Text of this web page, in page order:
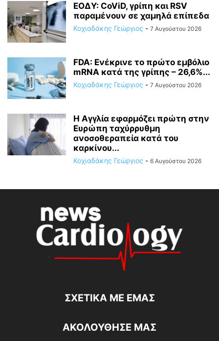
ΕΟΔΥ: CoViD, γρίπη και RSV
παραμένουν σε χαμηλά επίπεδα
Κοχιαδάκης Γεώργιος - 7 Αυγούστου 2026
FDA: Ενέκρινε το πρώτο εμβόλιο
mRNA κατά της γρίπης – 26,6%...
Κοχιαδάκης Γεώργιος - 7 Αυγούστου 2026
Η Αγγλία εφαρμόζει πρώτη στην
Ευρώπη ταχύρρυθμη
ανοσοθεραπεία κατά του
καρκίνου...
Κοχιαδάκης Γεώργιος - 6 Αυγούστου 2026
ΣΧΕΤΙΚΆ ΜΕ ΕΜΆΣ
ΑΚΟΛΟΥΘΗΣΕ ΜΑΣ